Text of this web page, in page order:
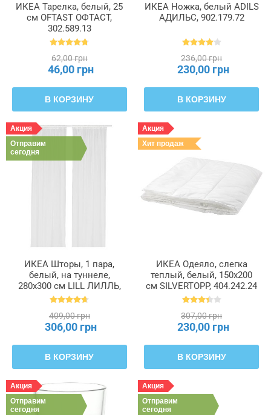
ИКЕА Тарелка, белый, 25
см OFTAST ОФТАСТ,
302.589.13
62,00 грн
46,00 грн
В КОРЗИНУ
ИКЕА Ножка, белый ADILS
АДИЛЬС, 902.179.72
236,00 грн
230,00 грн
В КОРЗИНУ
Акция
Отправим
сегодня
ИКЕА Шторы, 1 пара,
белый, на туннеле,
280x300 см LILL ЛИЛЛЬ,
100.702.62
409,00 грн
306,00 грн
В КОРЗИНУ
Акция
Хит продаж
ИКЕА Одеяло, слегка
теплый, белый, 150x200
см SILVERTOPP, 404.242.24
307,00 грн
230,00 грн
В КОРЗИНУ
Акция
Отправим
сегодня
Акция
Отправим
сегодня